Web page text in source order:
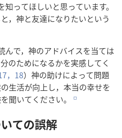
知ってほしいと思っています。
， 神と友達になりたいという
んで， 神のアドバイスを当ては
分のためになるかを実感してく
，18） 神の助けによって問題
の生活が向 上 し， 本当の幸せを
を聞いてください。 e
ての誤解